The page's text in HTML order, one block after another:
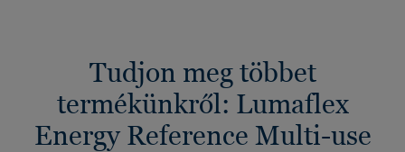
Tudjon meg többet
termékünkről: Lumaflex
Energy Reference Multi-use